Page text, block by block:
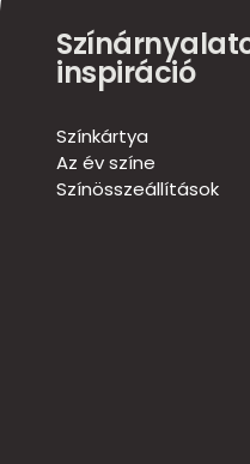
inspiráció
Színkártya
Az év színe
Színösszeállítások